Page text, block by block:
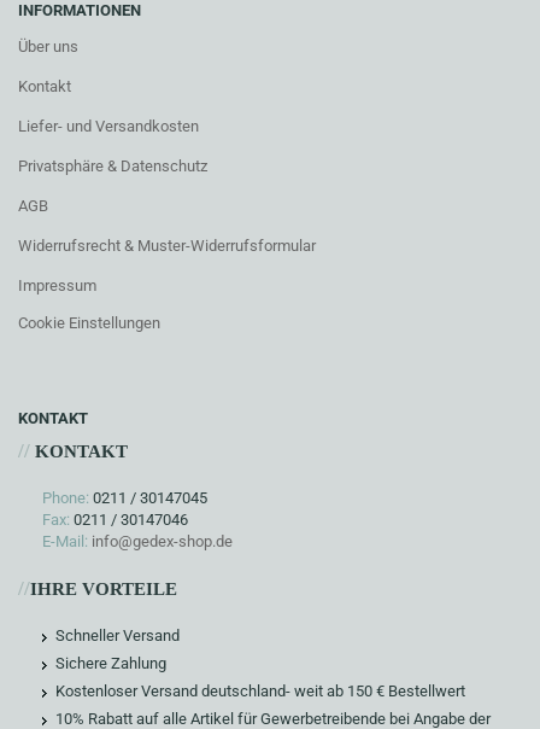
INFORMATIONEN
Über uns
Kontakt
Liefer- und Versandkosten
Privatsphäre & Datenschutz
AGB
Widerrufsrecht & Muster-Widerrufsformular
Impressum
Cookie Einstellungen
KONTAKT
// KONTAKT
Phone: 0211 / 30147045
Fax: 0211 / 30147046
E-Mail: info@gedex-shop.de
//IHRE VORTEILE
Schneller Versand
Sichere Zahlung
Kostenloser Versand deutschland- weit ab 150 € Bestellwert
10% Rabatt auf alle Artikel für Gewerbetreibende bei Angabe der